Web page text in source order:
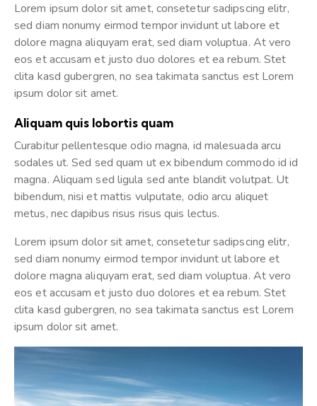
Lorem ipsum dolor sit amet, consetetur sadipscing elitr,
sed diam nonumy eirmod tempor invidunt ut labore et
dolore magna aliquyam erat, sed diam voluptua. At vero
eos et accusam et justo duo dolores et ea rebum. Stet
clita kasd gubergren, no sea takimata sanctus est Lorem
ipsum dolor sit amet.
Aliquam quis lobortis quam
Curabitur pellentesque odio magna, id malesuada arcu
sodales ut. Sed sed quam ut ex bibendum commodo id id
magna. Aliquam sed ligula sed ante blandit volutpat. Ut
bibendum, nisi et mattis vulputate, odio arcu aliquet
metus, nec dapibus risus risus quis lectus.
Lorem ipsum dolor sit amet, consetetur sadipscing elitr,
sed diam nonumy eirmod tempor invidunt ut labore et
dolore magna aliquyam erat, sed diam voluptua. At vero
eos et accusam et justo duo dolores et ea rebum. Stet
clita kasd gubergren, no sea takimata sanctus est Lorem
ipsum dolor sit amet.